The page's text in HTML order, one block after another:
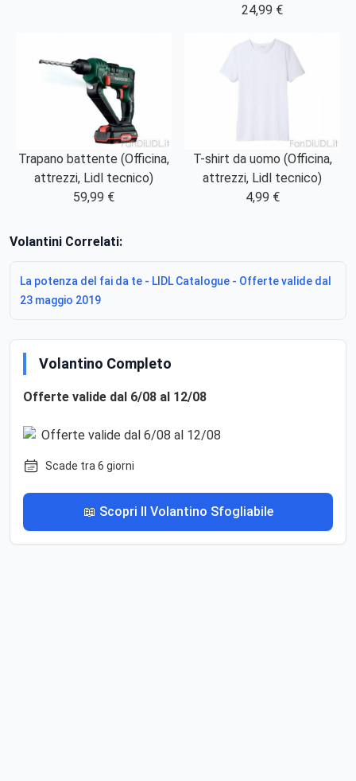
24,99 €
Trapano battente (Officina,
attrezzi, Lidl tecnico)
59,99 €
T-shirt da uomo (Officina,
attrezzi, Lidl tecnico)
4,99 €
Volantini Correlati:
La potenza del fai da te - LIDL Catalogue - Offerte valide dal
23 maggio 2019
Volantino Completo
Offerte valide dal 6/08 al 12/08
Scade tra 6 giorni
📖 Scopri Il Volantino Sfogliabile